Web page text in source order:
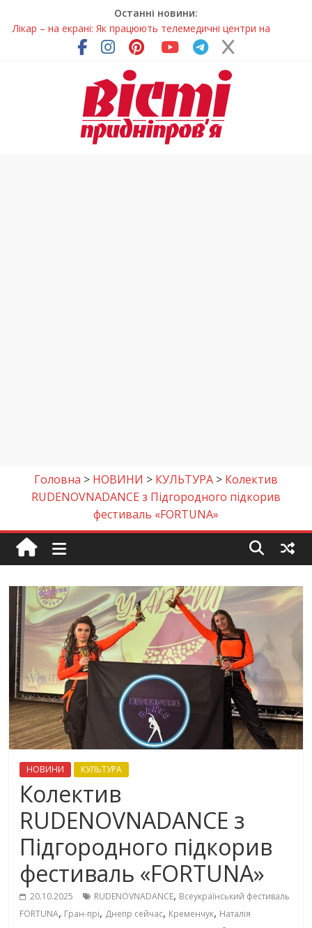
Останні новини:
Лікар – на екрані: Як працюють телемедичні центри на
Дніпропетровщині
У Дніпрі триває масштабна підготовка до опалювального
Пошуки тривають: на Дніпропетровщині досліджують місце
розташування легендарного монастиря (Фото)
Ветерани Дніпропетровщини отримують шанс на власне
Головна > НОВИНИ > КУЛЬТУРА> Колектив
RUDENOVNADANCE з Підгородного підкорив
фестиваль «FORTUNA»
НОВИНИ КУЛЬТУРА
Колектив
RUDENOVNADANCE з
Підгородного підкорив
фестиваль «FORTUNA»
20.10.2025 RUDENOVNADANCE, Всеукраїнський фестиваль
FORTUNA, Гран-прі, Днепр сейчас, Кременчук, Наталія